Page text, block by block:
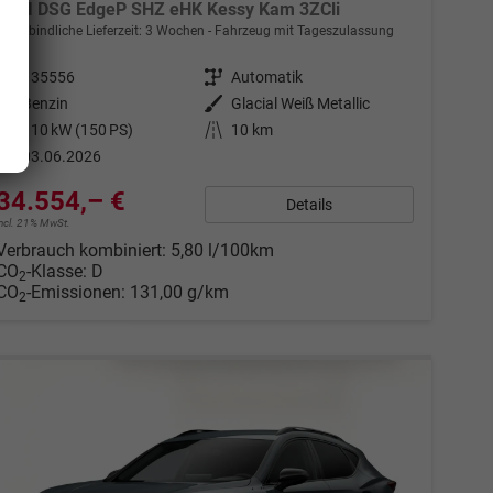
eTSI DSG EdgeP SHZ eHK Kessy Kam 3ZCli
unverbindliche Lieferzeit: 3 Wochen Fahrzeug mit Tageszulassung
135556 Getriebe Automatik
Benzin Außenfarbe
Glacial Weiß Metallic
110 kW (150 PS) Kilometerstand
10 km
03.06.2026
€
21% MwSt.
Details
kombiniert: 5,80 l/100km
2-Klasse: D
2-Emissionen: 131,00 g/km